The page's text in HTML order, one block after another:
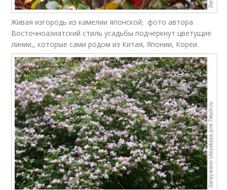
Живая изгородь из камелии японской; фото автора
Восточноазиатский стиль усадьбы подчеркнут цветущие
линии,, которые сами родом из Китая, Японии, Кореи.